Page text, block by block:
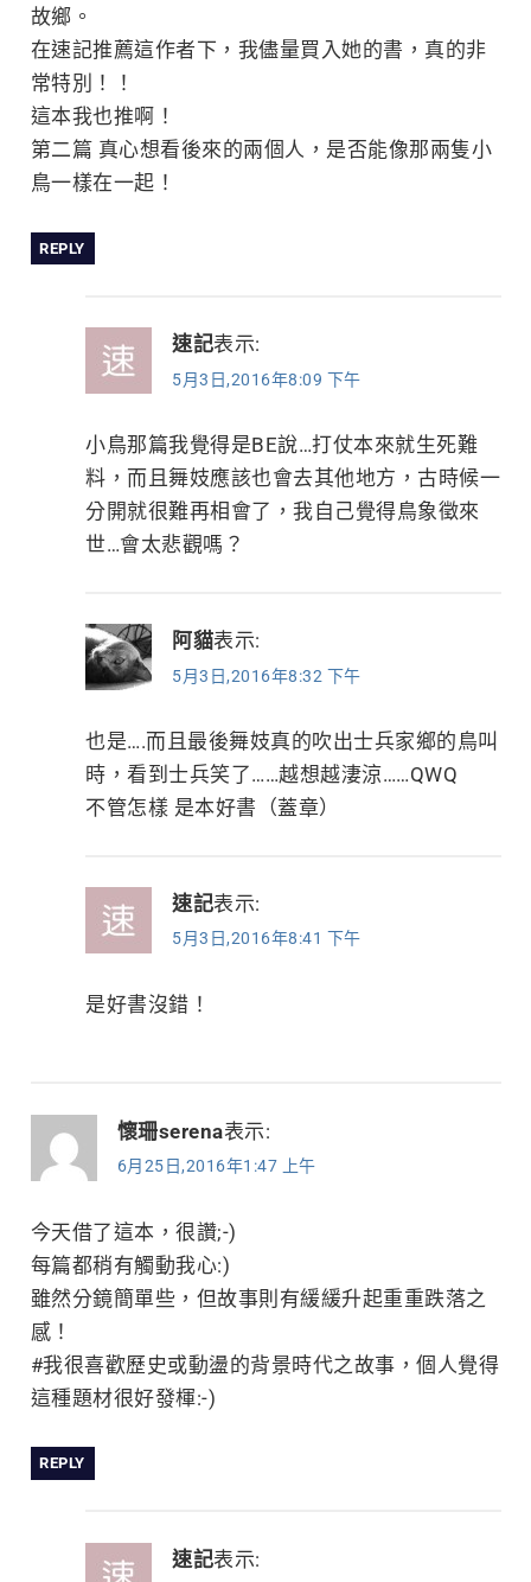
故鄉。
在速記推薦這作者下，我儘量買入她的書，真的非
常特別！！
這本我也推啊！
第二篇 真心想看後來的兩個人，是否能像那兩隻小
鳥一樣在一起！
REPLY
速記表示:
5月3日,2016年8:09 下午
小鳥那篇我覺得是BE說…打仗本來就生死難
料，而且舞妓應該也會去其他地方，古時候一
分開就很難再相會了，我自己覺得鳥象徵來
世…會太悲觀嗎？
阿貓表示:
5月3日,2016年8:32 下午
也是….而且最後舞妓真的吹出士兵家鄉的鳥叫
時，看到士兵笑了……越想越淒涼……QWQ
不管怎樣 是本好書（蓋章）
速記表示:
5月3日,2016年8:41 下午
是好書沒錯！
懷珊serena表示:
6月25日,2016年1:47 上午
今天借了這本，很讚;-)
每篇都稍有觸動我心:)
雖然分鏡簡單些，但故事則有緩緩升起重重跌落之
感！
#我很喜歡歷史或動盪的背景時代之故事，個人覺得
這種題材很好發楎:-)
REPLY
速記表示: